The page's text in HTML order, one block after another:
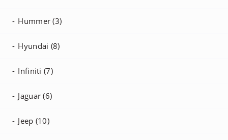
Hummer (3)
Hyundai (8)
Infiniti (7)
Jaguar (6)
Jeep (10)